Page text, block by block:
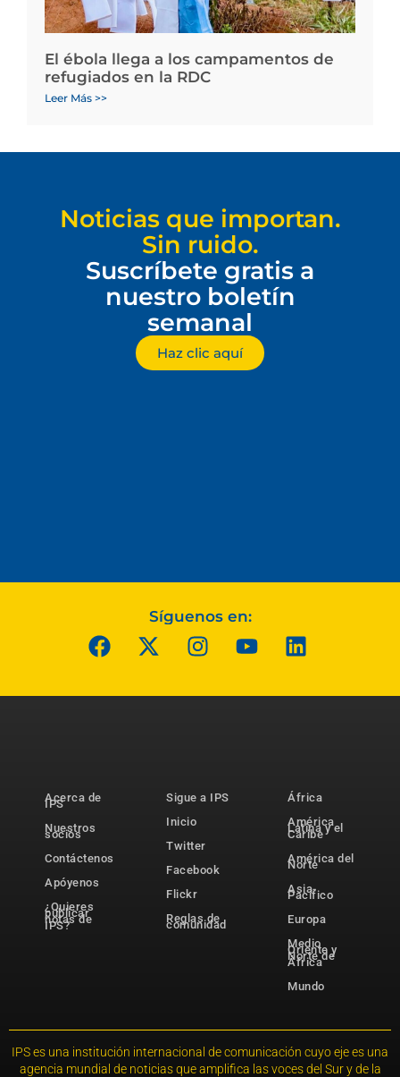
El ébola llega a los campamentos de
refugiados en la RDC
Leer Más >>
Noticias que importan.
Sin ruido.
Suscríbete gratis a
nuestro boletín
semanal
Haz clic aquí
Síguenos en:
Acerca de
IPS
Nuestros
socios
Contáctenos
Apóyenos
¿Quieres
publicar
notas de
IPS?
Sigue a IPS
Inicio
Twitter
Facebook
Flickr
Reglas de
comunidad
África
América
Latina y el
Caribe
América del
Norte
Asia-
Pacífico
Europa
Medio
Oriente y
Norte de
África
Mundo
IPS es una institución internacional de comunicación cuyo eje es una
agencia mundial de noticias que amplifica las voces del Sur y de la